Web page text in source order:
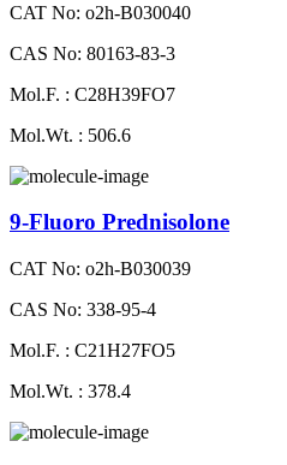
CAT No: o2h-B030040
CAS No: 80163-83-3
Mol.F. : C28H39FO7
Mol.Wt. : 506.6
9-Fluoro Prednisolone
CAT No: o2h-B030039
CAS No: 338-95-4
Mol.F. : C21H27FO5
Mol.Wt. : 378.4